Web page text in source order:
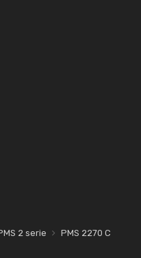
2 serie PMS 2270 C